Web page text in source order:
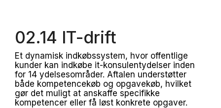
02.14 IT-drift
Et dynamisk indkøbssystem, hvor offentlige
kunder kan indkøbe it-konsulentydelser inden
for 14 ydelsesområder. Aftalen understøtter
både kompetencekøb og opgavekøb, hvilket
gør det muligt at anskaffe specifikke
kompetencer eller få løst konkrete opgaver.